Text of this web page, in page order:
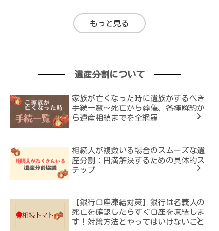
もっと見る
遺産分割について
家族が亡くなった時に遺族がするべき
手続一覧～死亡から葬儀、各種解約か
ら遺産相続までを全網羅
相続人が複数いる場合のスムーズな遺
産分割：円満解決するための具体的ス
テップ
【銀行口座凍結対策】銀行は名義人の
死亡を確認したらすぐ口座を凍結しま
す！対策方法とやってはいけないこと